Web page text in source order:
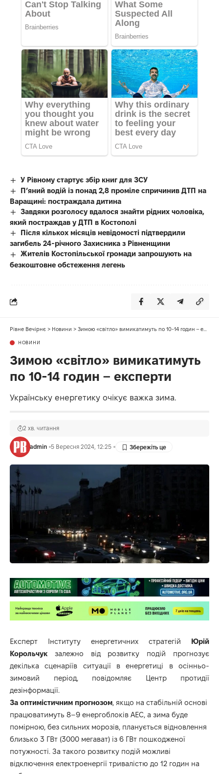
У Рівному стартує збір книг для ЗСУ
П’яний водій із понад 2,8 проміле спричинив ДТП на
Варащині: постраждала дитина
Завдяки розголосу вдалося знайти рідних чоловіка,
який постраждав у ДТП в Костополі
Після кількох місяців невідомості підтвердили
загибель 24-річного Захисника з Рівненщини
Жителів Костопільської громади запрошують на
безкоштовне обстеження легень
Рівне Вечірнє > Новини > Зимою «світло» вимикатимуть по 10-14 годин – експерти
НОВИНИ
Зимою «світло» вимикатимуть
по 10-14 годин – експерти
Українську енергетику очікує важка зима.
admin 5 Вересня 2024, 12:25
2 хв. читання
Експерт Інституту енергетичних стратегій Юрій
Корольчук залежно від розвитку подій прогнозує
декілька сценаріїв ситуації в енергетиці в осінньо-
зимовий період, повідомляє Центр протидії
дезінформації.
За оптимістичним прогнозом, якщо на стабільній основі
працюватимуть 8–9 енергоблоків АЕС, а зима буде
помірною, без сильних морозів, планується відновлення
близько 3 ГВт (3000 мегават) із 6 ГВт пошкодженої
потужності. За такого розвитку подій можливі
відключення електроенергії тривалістю до 12 годин на